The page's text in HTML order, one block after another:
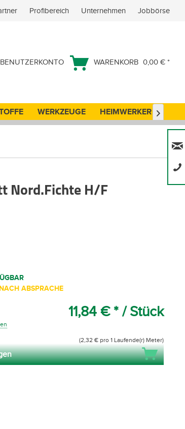
Profibereich Unternehmen Jobbörse
BENUTZERKONTO WARENKORB 0,00 € *
WERKZEUGE HEIMWERKER 
Nord.Fichte H/F
ABSPRACHE
11,84 € * / Stück
(2,32 € pro 1 Laufende(r) Meter)